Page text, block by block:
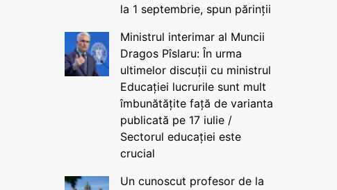
la 1 septembrie, spun părinții
Ministrul interimar al Muncii
Dragos Pîslaru: În urma
ultimelor discuții cu ministrul
Educației lucrurile sunt mult
îmbunătățite față de varianta
publicată pe 17 iulie /
Sectorul educației este
crucial
Un cunoscut profesor de la